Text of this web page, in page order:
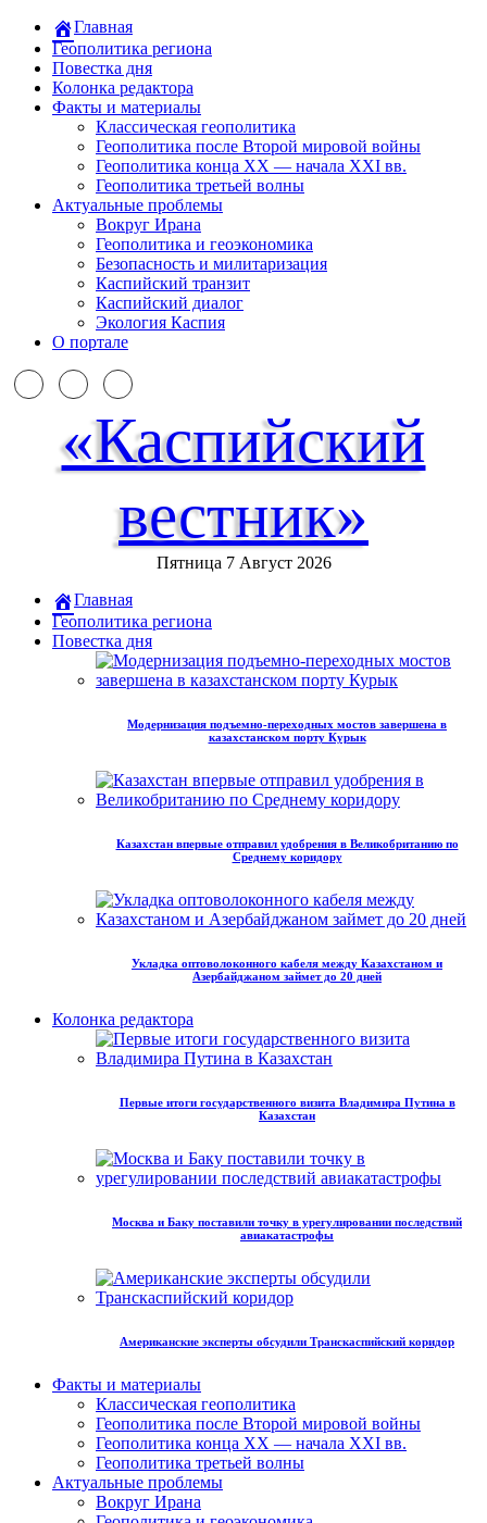
Главная
Геополитика региона
Повестка дня
Колонка редактора
Факты и материалы
Классическая геополитика
Геополитика после Второй мировой войны
Геополитика конца XX — начала XXI вв.
Геополитика третьей волны
Актуальные проблемы
Вокруг Ирана
Геополитика и геоэкономика
Безопасность и милитаризация
Каспийский транзит
Каспийский диалог
Экология Каспия
О портале
«Каспийский
вестник»
Пятница 7 Август 2026
Главная
Геополитика региона
Повестка дня
Модернизация подъемно-переходных мостов завершена в
казахстанском порту Курык
Казахстан впервые отправил удобрения в Великобританию по
Среднему коридору
Укладка оптоволоконного кабеля между Казахстаном и
Азербайджаном займет до 20 дней
Колонка редактора
Первые итоги государственного визита Владимира Путина в
Казахстан
Москва и Баку поставили точку в урегулировании последствий
авиакатастрофы
Американские эксперты обсудили Транскаспийский коридор
Факты и материалы
Классическая геополитика
Геополитика после Второй мировой войны
Геополитика конца XX — начала XXI вв.
Геополитика третьей волны
Актуальные проблемы
Вокруг Ирана